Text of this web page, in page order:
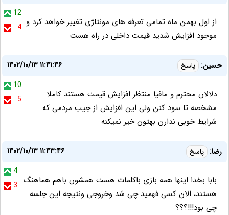
12
4 از اول بهمن ماه تمامی تعرفه های مونتاژی تغییر خواهد کرد و
موجود افزایش شدید قیمت داخلی در راه هست
حسین: پاسخ
۱۴۰۲/۱۰/۱۳ ۱۱:۴۱:۴۶
10
5
دلالان محترم و مافیا منتظر افزایش قیمت هستند کاملا
مشخصه تا سود کنن ولی این افزایش از جیب مردمی که
شرایط خوبی ندارن بهتون خیر نمیکنه
رضا: پاسخ
۱۴۰۲/۱۰/۱۳ ۱۱:۴۳:۴۶
4
3 بابا بخدا اینها همه بازی باکلمات هست همشون باهم هماهنگ
هستند، الان کسی فهمید چی شد وخروجی ونتیجه این جلسه
چی بود!!!؟؟؟